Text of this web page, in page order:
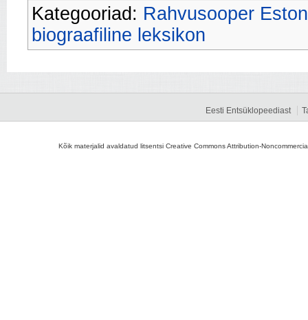
Kategooriad: Rahvusooper
biograafiline leksikon
Eesti Entsüklopeediast
Kõik materjalid avaldatud litsentsi Creative Commons Attribution-